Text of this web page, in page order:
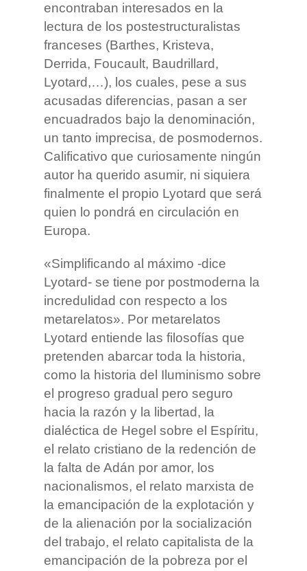
encontraban interesados en la
lectura de los postestructuralistas
franceses (Barthes, Kristeva,
Derrida, Foucault, Baudrillard,
Lyotard,…), los cuales, pese a sus
acusadas diferencias, pasan a ser
encuadrados bajo la denominación,
un tanto imprecisa, de posmodernos.
Calificativo que curiosamente ningún
autor ha querido asumir, ni siquiera
finalmente el propio Lyotard que será
quien lo pondrá en circulación en
Europa.
«Simplificando al máximo -dice
Lyotard- se tiene por postmoderna la
incredulidad con respecto a los
metarelatos». Por metarelatos
Lyotard entiende las filosofías que
pretenden abarcar toda la historia,
como la historia del Iluminismo sobre
el progreso gradual pero seguro
hacia la razón y la libertad, la
dialéctica de Hegel sobre el Espíritu,
el relato cristiano de la redención de
la falta de Adán por amor, los
nacionalismos, el relato marxista de
la emancipación de la explotación y
de la alienación por la socialización
del trabajo, el relato capitalista de la
emancipación de la pobreza por el